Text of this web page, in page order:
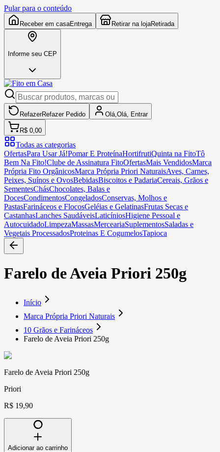
Pular para o conteúdo
Receber em casaEntrega Retirar na lojaRetirada
Informe seu CEP
RefazerRefazer Pedido Olá, Olá, Entrar
R$ 0,00
Todas as categorias
OfertasPara Usar Já!Pomar E ProteínaHortifrutiQuinta na FitoTô
Bem Na Fito!Clube de Assinatura FitoOfertasMais VendidosMarca
Própria Fito OrgânicosMarca Própria Priori NaturaisAves, Carnes,
Peixes, Suínos e OvosBebidasBiscoitos e PadariaCereais, Grãos e
SementesChásChocolates, Balas e
DocesCondimentosCongeladosConservas, Molhos e
PastasFarináceos e FlocosGeléias e GelatinasFrutas Secas e
CastanhasLanches SaudáveisLaticíniosHigiene Pessoal e
AutocuidadoLimpezaMassasMerceariaSuplementosSaladas e
Vegetais ProcessadosProteinas E CogumelosTapioca
Farelo de Aveia Priori 250g
Início
Marca Própria Priori Naturais
10 Grãos e Farináceos
Farelo de Aveia Priori 250g
Farelo de Aveia Priori 250g
Priori
R$ 19,90
Adicionar ao carrinho